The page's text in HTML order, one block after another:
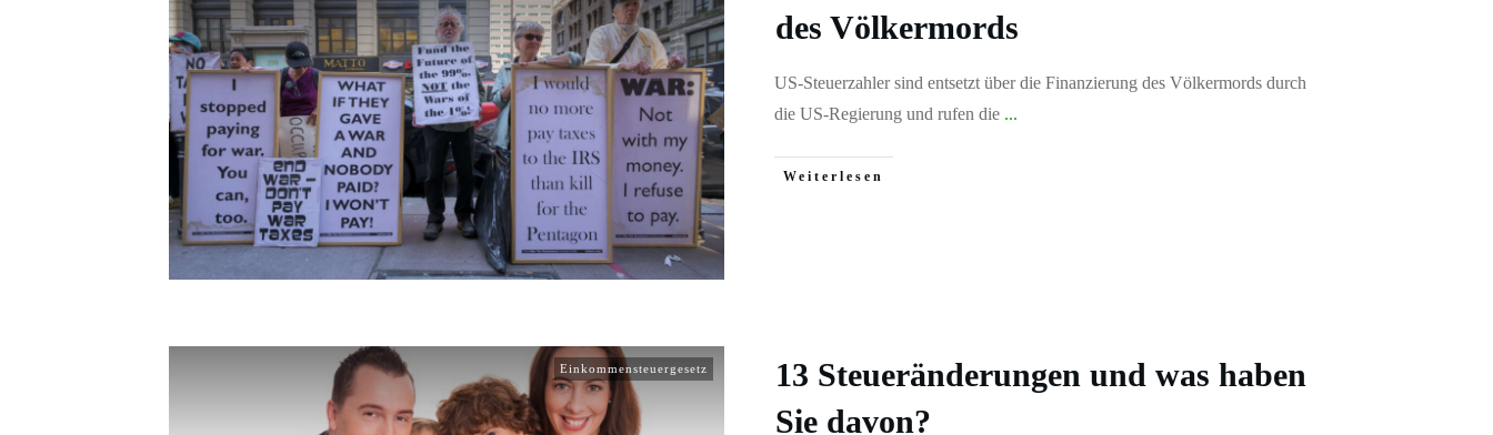
des Völkermords
US-Steuerzahler sind entsetzt über die Finanzierung des Völkermords durch
die US-Regierung und rufen die ...
Weiterlesen
Einkommensteuergesetz
13 Steueränderungen und was haben
Sie davon?